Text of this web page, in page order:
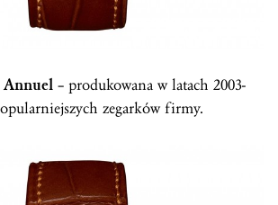
– produkowana w latach 2003-
zegarków firmy.